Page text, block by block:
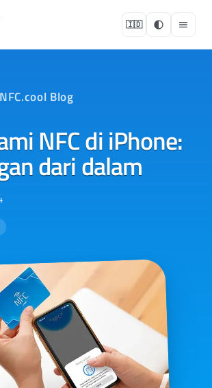
🇮🇩
Blog
NFC di iPhone:
dari dalam